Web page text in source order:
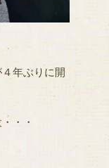
年ぶりに開
・・